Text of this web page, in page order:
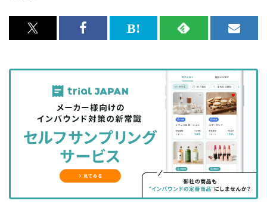
x<br>
記
を
シ
ェ
る
Facebook<br>
記
事
を
シ
ェ
ア
す
る
は
な
ッ
ク
マ
に
RSS
記
事
を
購
読
す
る
メ
マ
ガ
登
録
す
る